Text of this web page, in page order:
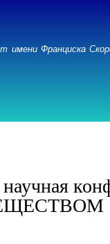
содержанию
имени Франциска
научная